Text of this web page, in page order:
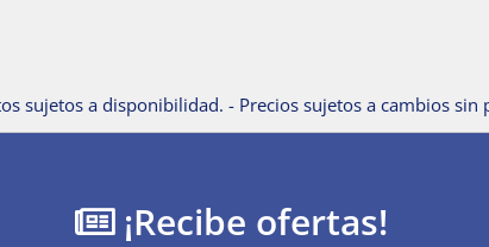
sujetos a disponibilidad. - Precios sujetos a cambios
¡Recibe ofertas!